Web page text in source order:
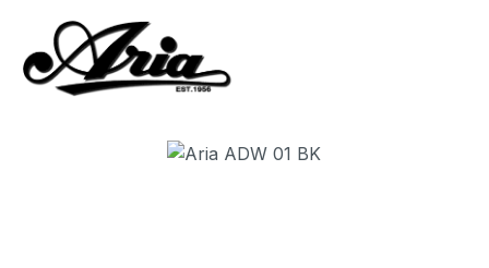
Bildergalerie überspringen